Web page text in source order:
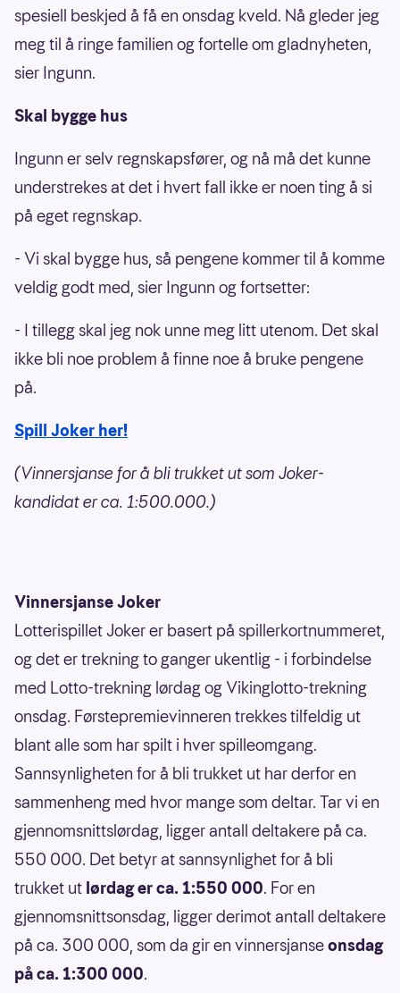
spesiell beskjed å få en onsdag kveld. Nå gleder jeg
meg til å ringe familien og fortelle om gladnyheten,
sier Ingunn.
Skal bygge hus
Ingunn er selv regnskapsfører, og nå må det kunne
understrekes at det i hvert fall ikke er noen ting å si
på eget regnskap.
- Vi skal bygge hus, så pengene kommer til å komme
veldig godt med, sier Ingunn og fortsetter:
- I tillegg skal jeg nok unne meg litt utenom. Det skal
ikke bli noe problem å finne noe å bruke pengene
på.
Spill Joker her!
(Vinnersjanse for å bli trukket ut som Joker-
kandidat er ca. 1:500.000.)
Vinnersjanse Joker
Lotterispillet Joker er basert på spillerkortnummeret,
og det er trekning to ganger ukentlig - i forbindelse
med Lotto-trekning lørdag og Vikinglotto-trekning
onsdag. Førstepremievinneren trekkes tilfeldig ut
blant alle som har spilt i hver spilleomgang.
Sannsynligheten for å bli trukket ut har derfor en
sammenheng med hvor mange som deltar. Tar vi en
gjennomsnittslørdag, ligger antall deltakere på ca.
550 000. Det betyr at sannsynlighet for å bli
trukket ut lørdag er ca. 1:550 000. For en
gjennomsnittsonsdag, ligger derimot antall deltakere
på ca. 300 000, som da gir en vinnersjanseonsdag
på ca. 1:300 000.